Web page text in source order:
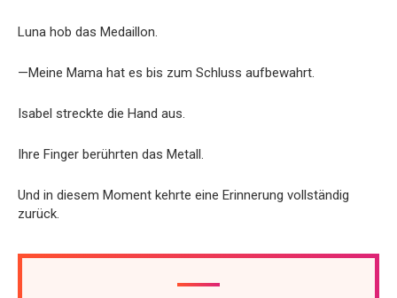
Luna hob das Medaillon.
—Meine Mama hat es bis zum Schluss aufbewahrt.
Isabel streckte die Hand aus.
Ihre Finger berührten das Metall.
Und in diesem Moment kehrte eine Erinnerung vollständig
zurück.